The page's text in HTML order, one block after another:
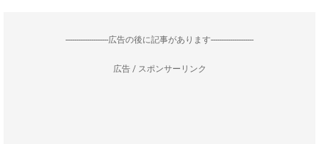
--------------------広告の後に記事があります--------------------
広告 / スポンサーリンク